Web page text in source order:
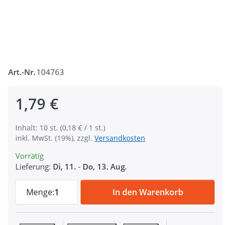
Art.-Nr. 104763
1,79 €
Inhalt: 10 st. (0,18 € / 1 st.)
inkl. MwSt. (19%), zzgl. Versandkosten
Vorrätig
Lieferung: Di, 11. - Do, 13. Aug.
Menge:1
Ösen mit Scheiben - 11mm - Farbe:
In den Warenkorb